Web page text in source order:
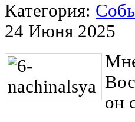
Категория:
24 Июня 2025
он